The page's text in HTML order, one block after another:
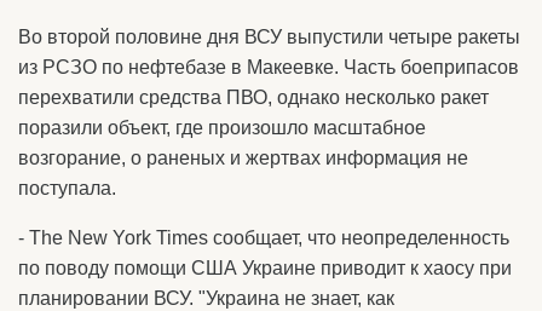
Во второй половине дня ВСУ выпустили четыре ракеты
из РСЗО по нефтебазе в Макеевке. Часть боеприпасов
перехватили средства ПВО, однако несколько ракет
поразили объект, где произошло масштабное
возгорание, о раненых и жертвах информация не
поступала.
- The New York Times сообщает, что неопределенность
по поводу помощи США Украине приводит к хаосу при
планировании ВСУ. "Украина не знает, как